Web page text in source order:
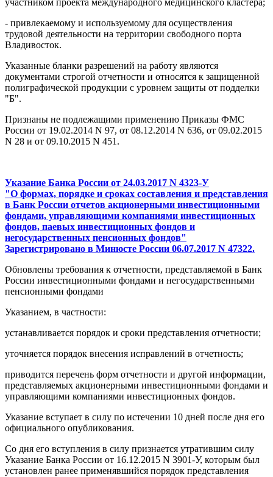
участником проекта международного медицинского кластера;
- привлекаемому и используемому для осуществления
трудовой деятельности на территории свободного порта
Владивосток.
Указанные бланки разрешений на работу являются
документами строгой отчетности и относятся к защищенной
полиграфической продукции с уровнем защиты от подделки
"Б".
Признаны не подлежащими применению Приказы ФМС
России от 19.02.2014 N 97, от 08.12.2014 N 636, от 09.02.2015
N 28 и от 09.10.2015 N 451.
Указание Банка России от 24.03.2017 N 4323-У
"О формах, порядке и сроках составления и представления
в Банк России отчетов акционерными инвестиционными
фондами, управляющими компаниями инвестиционных
фондов, паевых инвестиционных фондов и
негосударственных пенсионных фондов"
Зарегистрировано в Минюсте России 06.07.2017 N 47322.
Обновлены требования к отчетности, представляемой в Банк
России инвестиционными фондами и негосударственными
пенсионными фондами
Указанием, в частности:
устанавливается порядок и сроки представления отчетности;
уточняется порядок внесения исправлений в отчетность;
приводится перечень форм отчетности и другой информации,
представляемых акционерными инвестиционными фондами и
управляющими компаниями инвестиционных фондов.
Указание вступает в силу по истечении 10 дней после дня его
официального опубликования.
Со дня его вступления в силу признается утратившим силу
Указание Банка России от 16.12.2015 N 3901-У, которым был
установлен ранее применявшийся порядок представления